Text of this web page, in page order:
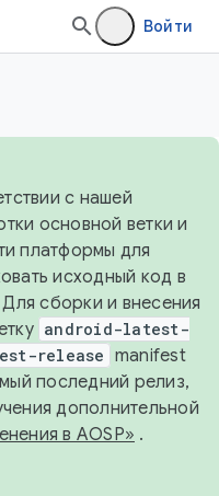
Войти
с нашей
основной ветки и
платформы для
исходный код в
сборки и внесения
android-latest-
release manifest
последний релиз,
дополнительной
в AOSP» .